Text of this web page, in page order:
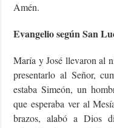
Amén.
Evangelio según San
María y José llevaron al
presentarlo al Señor,
estaba Simeón, un
que esperaba ver al
brazos, alabó a Dios